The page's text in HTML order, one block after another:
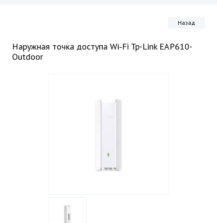
Назад
Наружная точка доступа Wi‑Fi Tp-Link EAP610-
Outdoor